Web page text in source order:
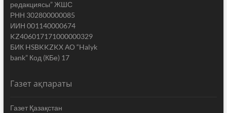
редакциясы” ЖШС
РНН 302800000085
ИИН 001140000674
KZ406017171000000329
БИК HSBKKZKX АО “Halyk
bank” Код (КБе) 17
Газет ақпараты
Газет Қазақстан